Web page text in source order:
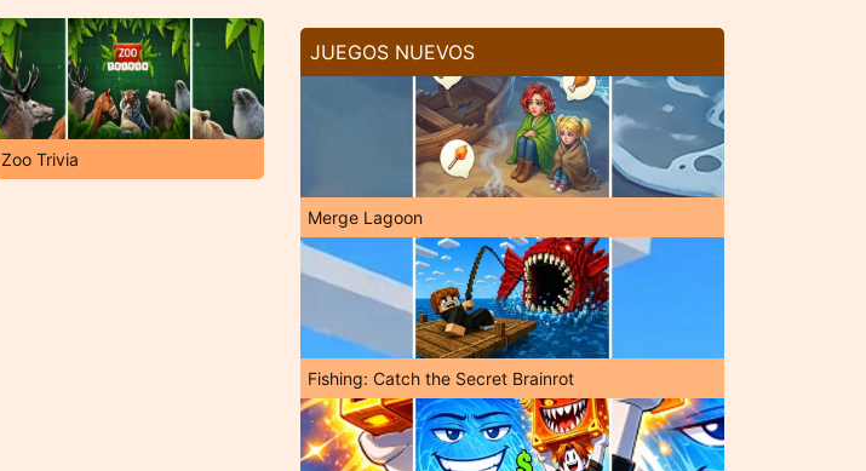
Zoo Trivia
JUEGOS NUEVOS
Merge Lagoon
Fishing: Catch the Secret Brainrot